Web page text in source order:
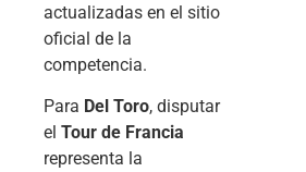
actualizadas en el sitio
oficial de la
competencia.
Para Del Toro, disputar
el Tour de Francia
representa la